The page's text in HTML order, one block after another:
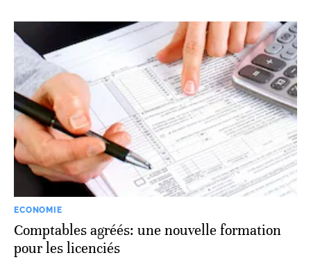
ECONOMIE
Comptables agréés: une nouvelle formation
pour les licenciés